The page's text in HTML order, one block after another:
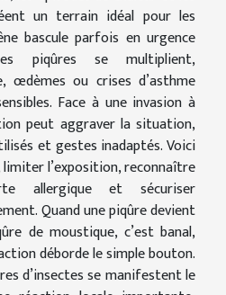
un terrain idéal pour les
bascule parfois en urgence
piqûres se multiplient,
œdèmes ou crises d’asthme
Face à une invasion à
peut aggraver la situation,
et gestes inadaptés. Voici
l’exposition, reconnaître
allergique et sécuriser
Quand une piqûre devient
de moustique, c’est banal,
déborde le simple bouton.
d’insectes se manifestent le